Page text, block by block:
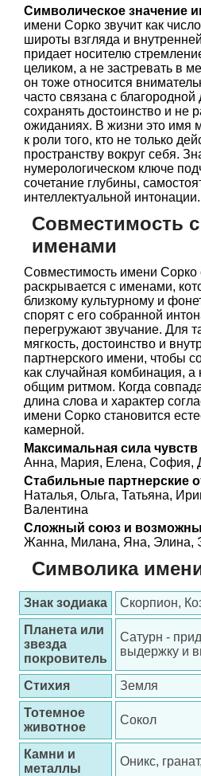
Символическое значение
имени Сорко звучит как
широты взгляда и
придает носителю
целиком, а не застревать в
он тоже относится
часто связана с
сохранять достоинство и не
ожиданиях. В жизни это имя
к роли того, кто не только
пространству вокруг себя.
нумерологическом ключе
сочетание глубины,
интеллектуальной интонации.
Совместимость
именами
Совместимость имени Сорко
раскрывается с именами,
близкому культурному и
спорят с его собранной
перегружают звучание. Для
мягкость, достоинство и
партнерского имени, чтобы
как случайная комбинация, а
общим ритмом. Когда
длина слова и характер
имени Сорко становится
камерной.
Максимальная сила
Анна, Мария, Елена, София,
Стабильные партнерские
Наталья, Ольга, Татьяна,
Валентина
Сложный союз и
Жанна, Милана, Яна, Элина,
Символика
Знак зодиака
Скорпион,
Планета или
звезда
покровитель
Сатурн -
выдержку и
Стихия
Земля
Тотемное
животное
Сокол
Камни и
металлы
Оникс,